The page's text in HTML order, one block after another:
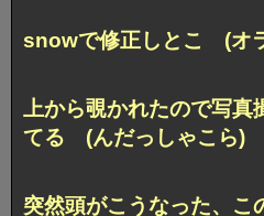
snowで修正しとこ (オ
上から覗かれたので写真
てる (んだっしゃこら)
突然頭がこうなった、こ